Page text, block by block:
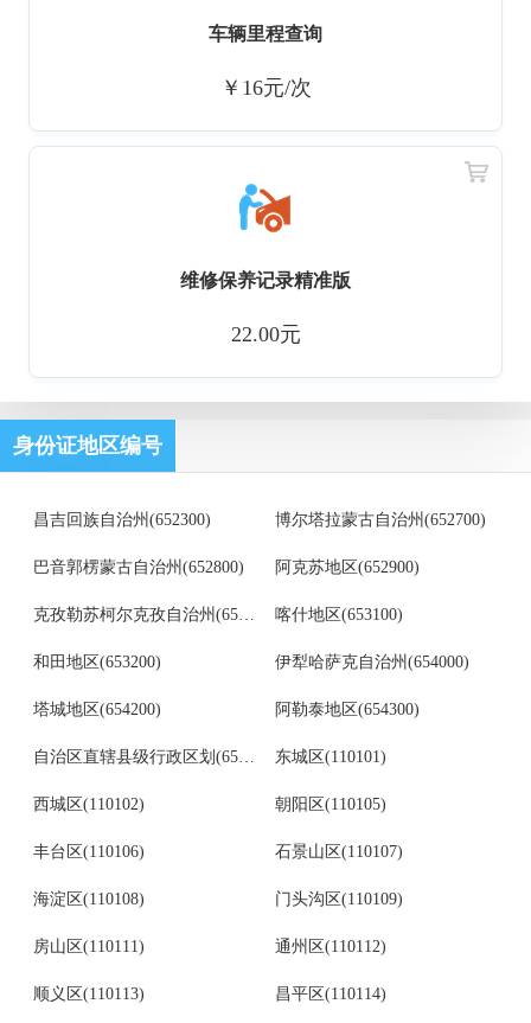
车辆里程查询
￥16元/次
维修保养记录精准版
22.00元
身份证地区编号
昌吉回族自治州(652300) 博尔塔拉蒙古自治州(652700)
巴音郭楞蒙古自治州(652800) 阿克苏地区(652900)
喀什地区(653100)
和田地区(653200) 伊犁哈萨克自治州(654000)
塔城地区(654200) 阿勒泰地区(654300)
东城区(110101)
西城区(110102) 朝阳区(110105)
丰台区(110106) 石景山区(110107)
海淀区(110108) 门头沟区(110109)
房山区(110111) 通州区(110112)
顺义区(110113) 昌平区(110114)